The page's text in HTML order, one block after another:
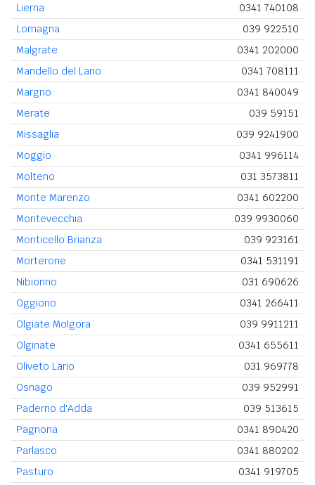
Lierna
0341 740108
Lomagna
039 922510
Malgrate
0341 202000
Mandello del Lario
0341 708111
Margno
0341 840049
Merate
039 59151
Missaglia
039 9241900
Moggio
0341 996114
Molteno
031 3573811
Monte Marenzo
0341 602200
Montevecchia
039 9930060
Monticello Brianza
039 923161
Morterone
0341 531191
Nibionno
031 690626
Oggiono
0341 266411
Olgiate Molgora
039 9911211
Olginate
0341 655611
Oliveto Lario
031 969778
Osnago
039 952991
Paderno d'Adda
039 513615
Pagnona
0341 890420
Parlasco
0341 880202
Pasturo
0341 919705